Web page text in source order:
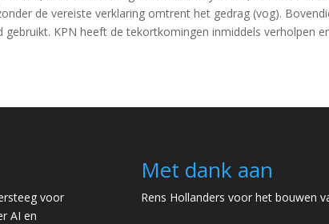
de vereiste verklaring omtrent het gedrag (vog).
KPN heeft de tekortkomingen inmiddels verholpen
voor
AI en
Met dank aan
Rens Hollanders voor het bouwen